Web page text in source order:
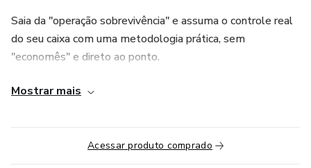
Saia da "operação sobrevivência" e assuma o controle real
do seu caixa com uma metodologia prática, sem
"economês" e direto ao ponto.
O que você vai aprender:
Diagnóstico de Reversão: Identifique onde o seu dinheiro
está sumindo e estanque as perdas imediatas.
Mostrar mais
Acessar produto comprado